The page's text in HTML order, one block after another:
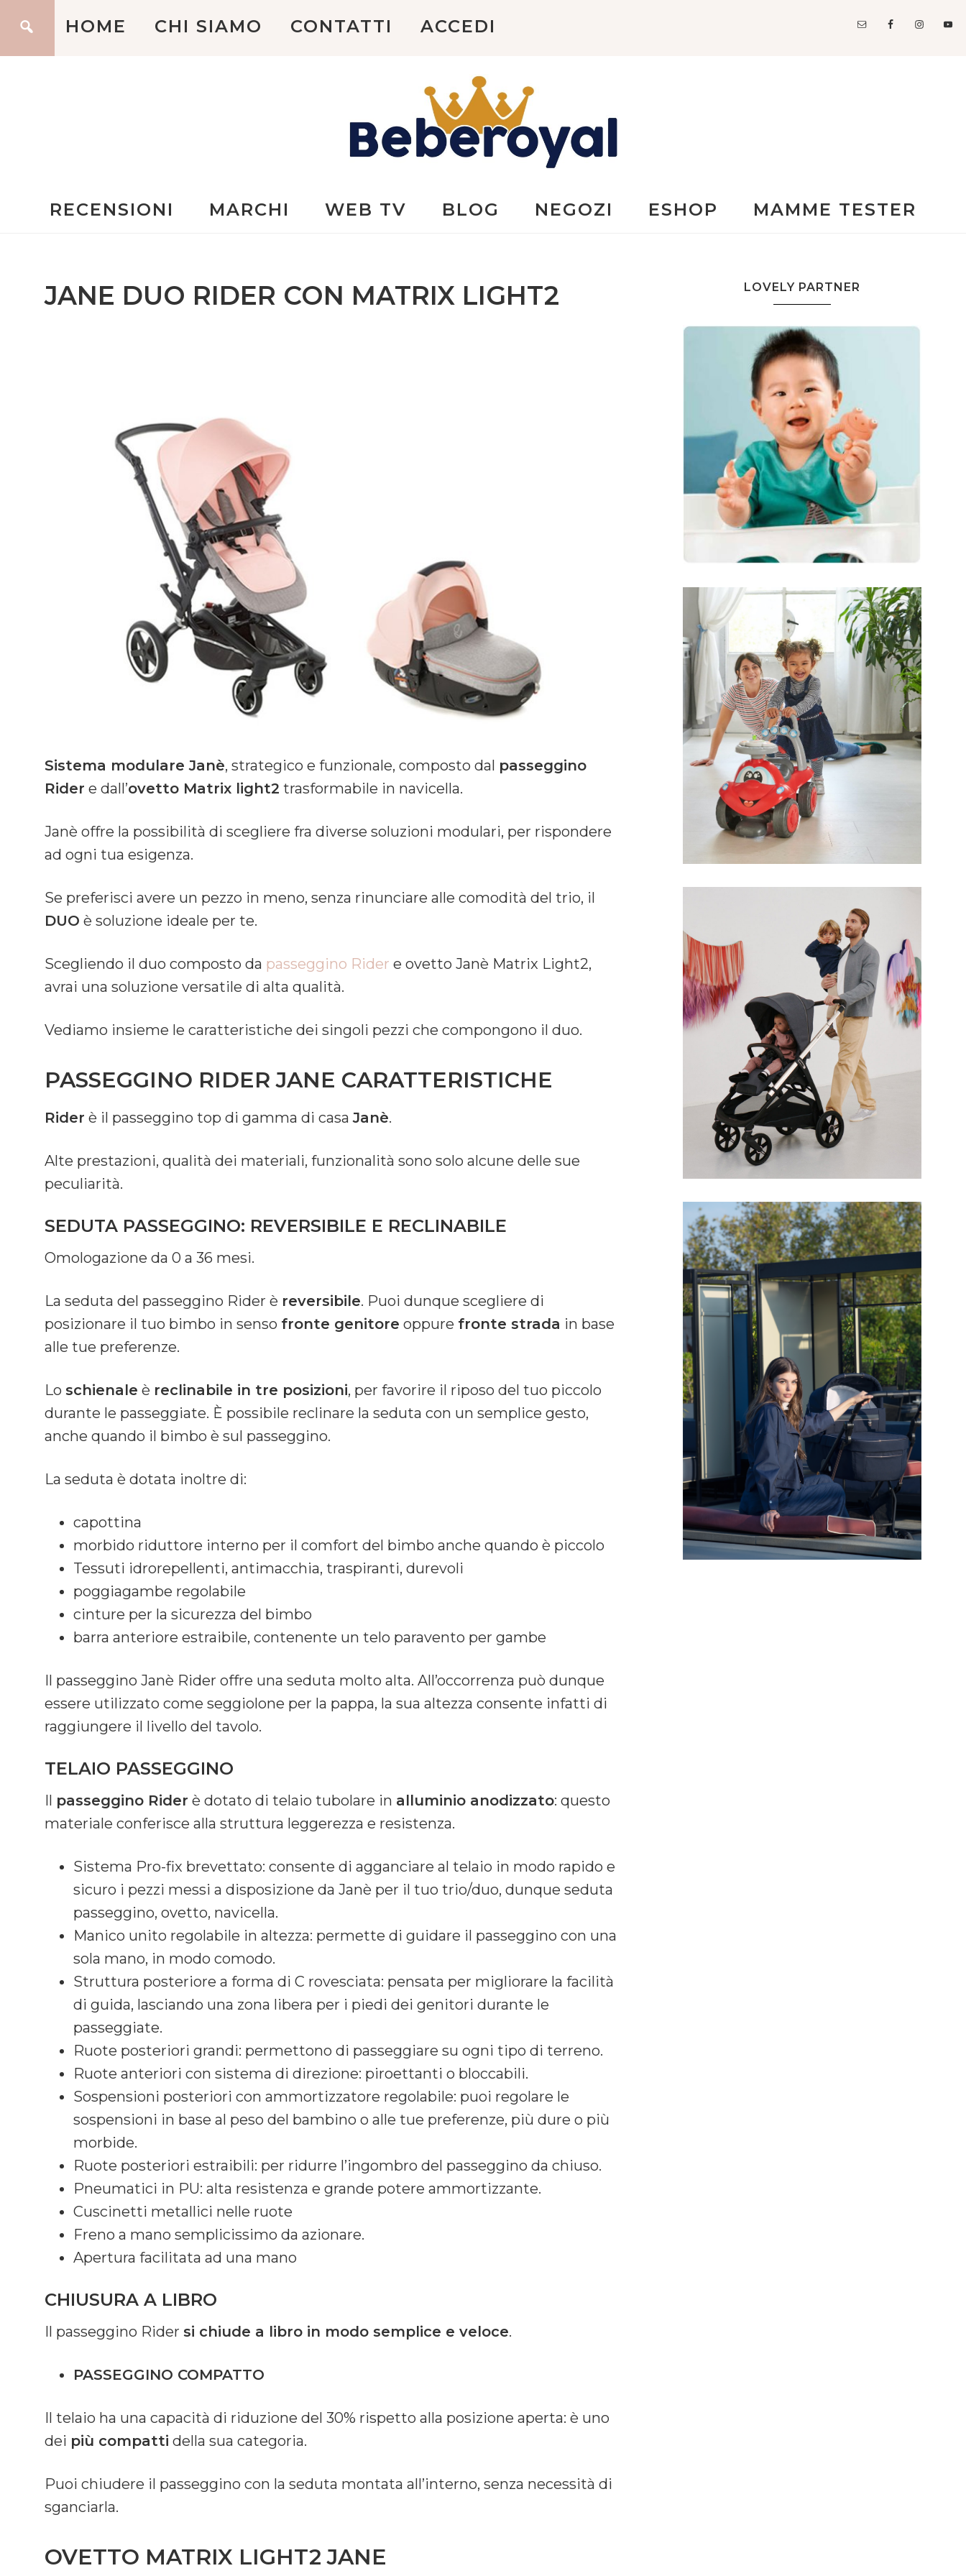
HOME CHI SIAMO CONTATTI ACCEDI
Beberoyal
RECENSIONI MARCHI WEB TV BLOG NEGOZI ESHOP MAMME TESTER
JANE DUO RIDER CON MATRIX LIGHT2
Sistema modulare Janè, strategico e funzionale, composto dal passeggino
Rider e dall’ovetto Matrix light2 trasformabile in navicella.
Janè offre la possibilità di scegliere fra diverse soluzioni modulari, per rispondere
ad ogni tua esigenza.
Se preferisci avere un pezzo in meno, senza rinunciare alle comodità del trio, il
DUO è soluzione ideale per te.
Scegliendo il duo composto da passeggino Rider e ovetto Janè Matrix Light2,
avrai una soluzione versatile di alta qualità.
Vediamo insieme le caratteristiche dei singoli pezzi che compongono il duo.
PASSEGGINO RIDER JANE CARATTERISTICHE
Rider è il passeggino top di gamma di casaJanè.
Alte prestazioni, qualità dei materiali, funzionalità sono solo alcune delle sue
peculiarità.
SEDUTA PASSEGGINO: REVERSIBILE E RECLINABILE
Omologazione da 0 a 36 mesi.
La seduta del passeggino Rider è reversibile. Puoi dunque scegliere di
posizionare il tuo bimbo in senso fronte genitore oppure fronte strada in base
alle tue preferenze.
Lo schienale è reclinabile in tre posizioni, per favorire il riposo del tuo piccolo
durante le passeggiate. È possibile reclinare la seduta con un semplice gesto,
anche quando il bimbo è sul passeggino.
La seduta è dotata inoltre di:
capottina
morbido riduttore interno per il comfort del bimbo anche quando è piccolo
Tessuti idrorepellenti, antimacchia, traspiranti, durevoli
poggiagambe regolabile
cinture per la sicurezza del bimbo
barra anteriore estraibile, contenente un telo paravento per gambe
Il passeggino Janè Rider offre una seduta molto alta. All’occorrenza può dunque
essere utilizzato come seggiolone per la pappa, la sua altezza consente infatti di
raggiungere il livello del tavolo.
TELAIO PASSEGGINO
Il passeggino Rider è dotato di telaio tubolare in alluminio anodizzato: questo
materiale conferisce alla struttura leggerezza e resistenza.
Sistema Pro-fix brevettato: consente di agganciare al telaio in modo rapido e
sicuro i pezzi messi a disposizione da Janè per il tuo trio/duo, dunque seduta
passeggino, ovetto, navicella.
Manico unito regolabile in altezza: permette di guidare il passeggino con una
sola mano, in modo comodo.
Struttura posteriore a forma di C rovesciata: pensata per migliorare la facilità
di guida, lasciando una zona libera per i piedi dei genitori durante le
passeggiate.
Ruote posteriori grandi: permettono di passeggiare su ogni tipo di terreno.
Ruote anteriori con sistema di direzione: piroettanti o bloccabili.
Sospensioni posteriori con ammortizzatore regolabile: puoi regolare le
sospensioni in base al peso del bambino o alle tue preferenze, più dure o più
morbide.
Ruote posteriori estraibili: per ridurre l’ingombro del passeggino da chiuso.
Pneumatici in PU: alta resistenza e grande potere ammortizzante.
Cuscinetti metallici nelle ruote
Freno a mano semplicissimo da azionare.
Apertura facilitata ad una mano
CHIUSURA A LIBRO
Il passeggino Rider si chiude a libro in modo semplice e veloce.
PASSEGGINO COMPATTO
Il telaio ha una capacità di riduzione del 30% rispetto alla posizione aperta: è uno
dei più compatti della sua categoria.
Puoi chiudere il passeggino con la seduta montata all’interno, senza necessità di
sganciarla.
OVETTO MATRIX LIGHT2 JANE
LOVELY PARTNER